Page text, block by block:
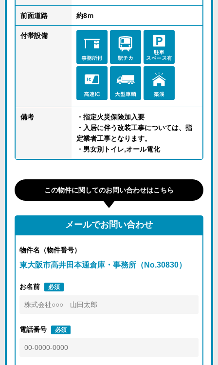
前面道路 約8ｍ
付帯設備
備考
・指定火災保険加入要
・入居に伴う改装工事については、指
定業者工事となります。
・男女別トイレ,オール電化
この物件に関してのお問い合わせはこちら
メールでお問い合わせ
物件名（物件番号）
東大阪市高井田本通倉庫・事務所（No.30830）
お名前 必須
電話番号 必須